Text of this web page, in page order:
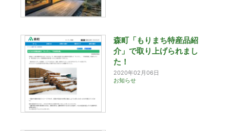
森町「もりまち特産品紹
介」で取り上げられまし
た！
2020年02月06日
お知らせ